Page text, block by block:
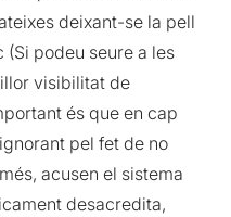
deixant-se la pell
podeu seure a les
visibilitat de
és que en cap
pel fet de no
acusen el sistema
desacredita,